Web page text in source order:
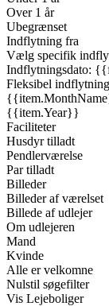
Over 1 år
Ubegrænset
Indflytning fra
Vælg specifik
Indflytningsdato:
Fleksibel indflytning
{{item.Year}}
Faciliteter
Husdyr tilladt
Pendlerværelse
Par tilladt
Billeder
Billeder af værelset
Billede af udlejer
Om udlejeren
Mand
Kvinde
Alle er velkomne
Nulstil søgefilter
Vis Lejeboliger